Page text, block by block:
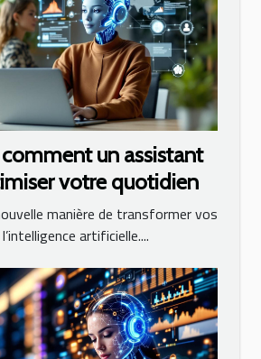
un assistant
votre quotidien
manière de transformer vos
artificielle....